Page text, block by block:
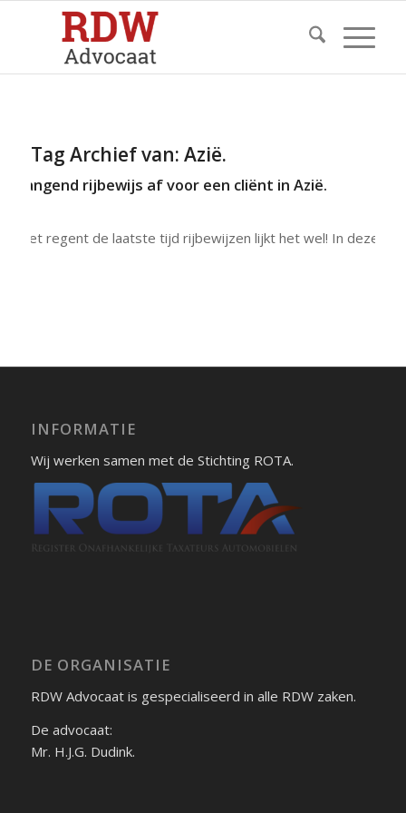
Tag Archief van: Azië.
rijbewijs af voor een cliënt in Azië.
Het regent de laatste tijd rijbewijzen lijkt het wel! In deze…
INFORMATIE
Wij werken samen met de Stichting ROTA.
DE ORGANISATIE
RDW Advocaat is gespecialiseerd in alle RDW zaken.
De advocaat:
Mr. H.J.G. Dudink.